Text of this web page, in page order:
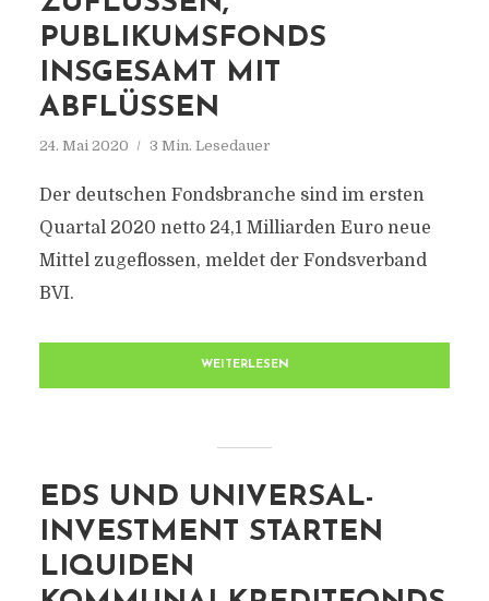
PUBLIKUMSFONDS
INSGESAMT MIT
ABFLÜSSEN
24. Mai 2020 3 Min. Lesedauer
Der deutschen Fondsbranche sind im ersten
Quartal 2020 netto 24,1 Milliarden Euro neue
Mittel zugeflossen, meldet der Fondsverband
BVI.
WEITERLESEN
EDS UND UNIVERSAL-
INVESTMENT STARTEN
LIQUIDEN